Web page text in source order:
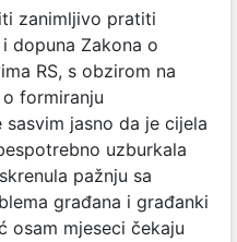
zanimljivo pratiti
dopuna Zakona o
RS, s obzirom na
formiranju
jasno da je cijela
uzburkala
pažnju sa
građana i građanki
osam mjeseci čekaju